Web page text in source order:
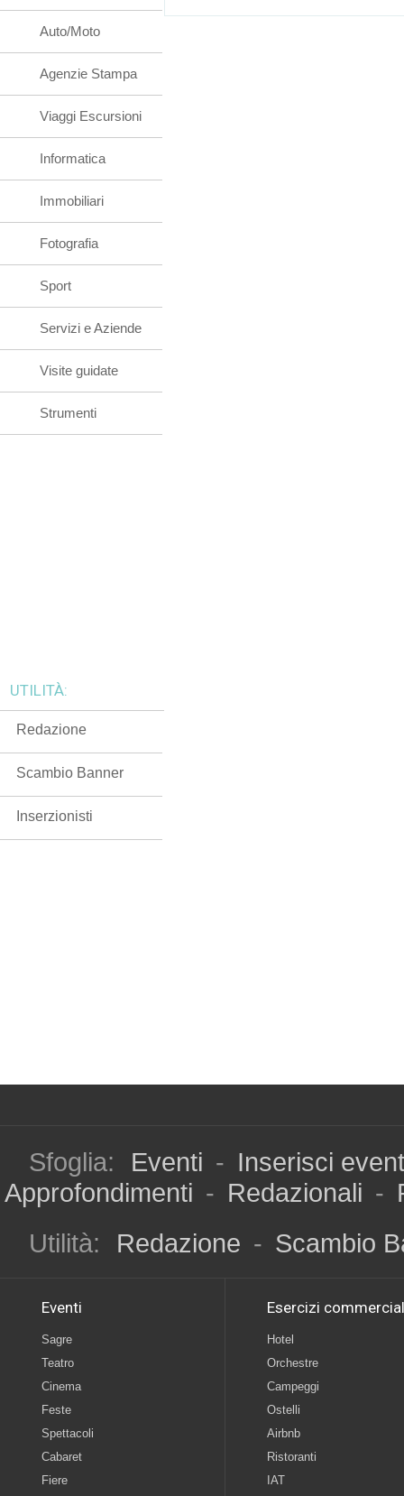
Auto/Moto
Agenzie Stampa
Viaggi Escursioni
Informatica
Immobiliari
Fotografia
Sport
Servizi e Aziende
Visite guidate
Strumenti
UTILITÀ:
Redazione
Scambio Banner
Inserzionisti
Sfoglia: Eventi - Inserisci
Approfondimenti - Redazionali -
Utilità:
Redazione - Scambio
Eventi
Sagre
Teatro
Cinema
Feste
Spettacoli
Cabaret
Fiere
Esercizi
Hotel
Orchestre
Campeggi
Ostelli
Airbnb
Ristoranti
IAT